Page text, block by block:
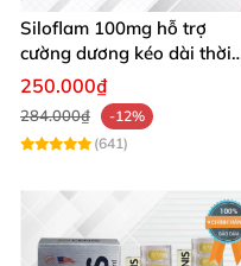
Siloflam 100mg hỗ trợ
cường dương kéo dài thời
gian xuất tinh sớm Nam
250.000₫
284.000₫
-12%
(641)